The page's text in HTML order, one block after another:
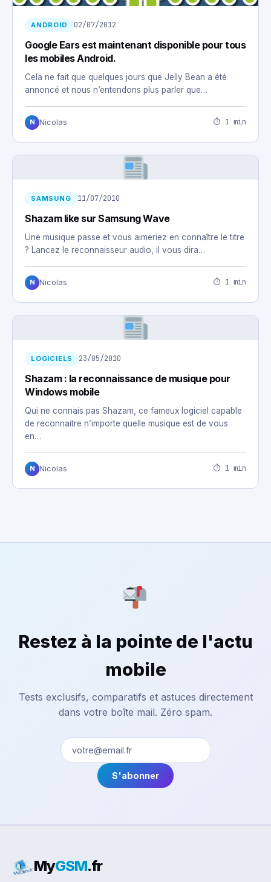
ANDROID 02/07/2012
Google Ears est maintenant disponible pour tous
les mobiles Android.
Cela ne fait que quelques jours que Jelly Bean a été
annoncé et nous n’entendons plus parler que…
N Nicolas ⏱ 1 min
SAMSUNG 11/07/2010
Shazam like sur Samsung Wave
Une musique passe et vous aimeriez en connaître le titre
? Lancez le reconnaisseur audio, il vous dira…
N Nicolas ⏱ 1 min
LOGICIELS 23/05/2010
Shazam : la reconnaissance de musique pour
Windows mobile
Qui ne connais pas Shazam, ce fameux logiciel capable
de reconnaitre n’importe quelle musique est de vous
en…
N Nicolas ⏱ 1 min
Restez à la pointe de l'actu
mobile
Tests exclusifs, comparatifs et astuces directement
dans votre boîte mail. Zéro spam.
S'abonner
MyGSM.fr